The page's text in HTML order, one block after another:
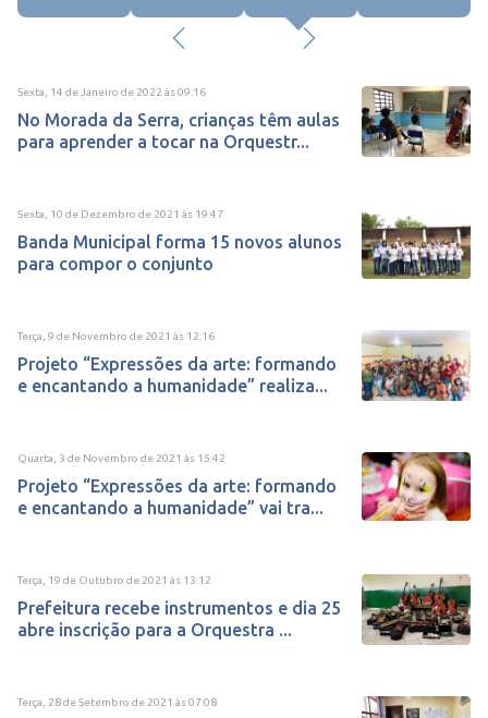
Sexta, 14 de Janeiro de 2022 às09:16
No Morada da Serra, crianças têm aulas
para aprender a tocar na Orquestr...
Sexta, 10 de Dezembro de 2021 às 19:47
Banda Municipal forma 15 novos alunos
para compor o conjunto
Terça, 9 de Novembro de 2021 às 12:16
Projeto “Expressões da arte: formando
e encantando a humanidade” realiza...
Quarta, 3 de Novembro de 2021 às 15:42
Projeto “Expressões da arte: formando
e encantando a humanidade” vai tra...
Terça, 19 de Outubro de 2021 às 13:12
Prefeitura recebe instrumentos e dia 25
abre inscrição para a Orquestra ...
Terça, 28 de Setembro de 2021 às07:08